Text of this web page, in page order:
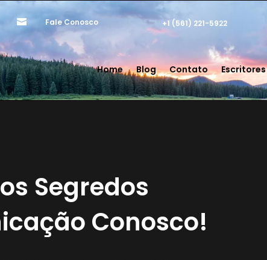
 Fale Conosco +1 (561) 221-5922
Home Blog Contato Escritores
Segredos
Conosco!